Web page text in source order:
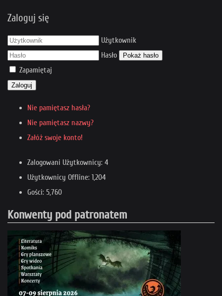
Zaloguj się
Użytkownik
Hasło
Pokaż hasło
Zapamiętaj
Zaloguj
Nie pamiętasz hasła?
Nie pamiętasz nazwy?
Załóż swoje konto!
Zalogowani Użytkownicy: 4
Użytkownicy Offline: 1,204
Gości: 5,760
Konwenty pod patronatem